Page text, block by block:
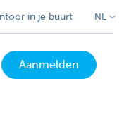
in je buurt NL
Aanmelden